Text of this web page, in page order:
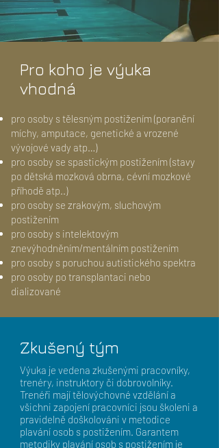
Pro koho je výuka
vhodná
pro osoby s tělesným postižením (poranění
míchy, amputace, genetické a vrozené
vývojové vady atp…)
pro osoby se spastickým postižením (stavy
po dětská mozková obrna, cévní mozkové
příhodě atp..)
pro osoby se zrakovým, sluchovým
postižením
pro osoby s intelektovým
znevýhodněním/mentálním postižením
pro osoby s poruchou autistického spektra
pro osoby po transplantaci nebo
dializované
Zkušený tým
Výuka je vedena zkušenými pracovníky,
trenéry, instruktory či dobrovolníky.
Trenéři mají tělovýchovné vzdělání a
všichni zapojení pracovníci jsou školeni a
pravidelně doškolováni v metodice
plavání osob s postižením. Garantem
metodiky plavání osob s postižením je